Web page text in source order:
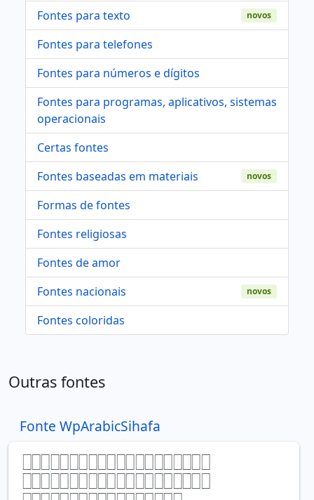
Fontes para texto
novos
Fontes para telefones
Fontes para números e dígitos
Fontes para programas, aplicativos, sistemas
operacionais
Certas fontes
Fontes baseadas em materiais
novos
Formas de fontes
Fontes religiosas
Fontes de amor
Fontes nacionais
novos
Fontes coloridas
Outras fontes
Fonte WpArabicSihafa